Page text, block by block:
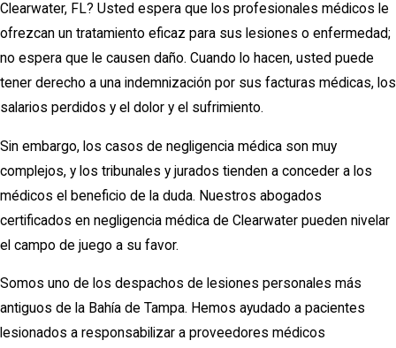
Clearwater, FL? Usted espera que los profesionales médicos le
ofrezcan un tratamiento eficaz para sus lesiones o enfermedad;
no espera que le causen daño. Cuando lo hacen, usted puede
tener derecho a una indemnización por sus facturas médicas, los
salarios perdidos y el dolor y el sufrimiento.
Sin embargo, los casos de negligencia médica son muy
complejos, y los tribunales y jurados tienden a conceder a los
médicos el beneficio de la duda. Nuestros abogados
certificados en negligencia médica de Clearwater pueden nivelar
el campo de juego a su favor.
Somos uno de los despachos de lesiones personales más
antiguos de la Bahía de Tampa. Hemos ayudado a pacientes
lesionados a responsabilizar a proveedores médicos